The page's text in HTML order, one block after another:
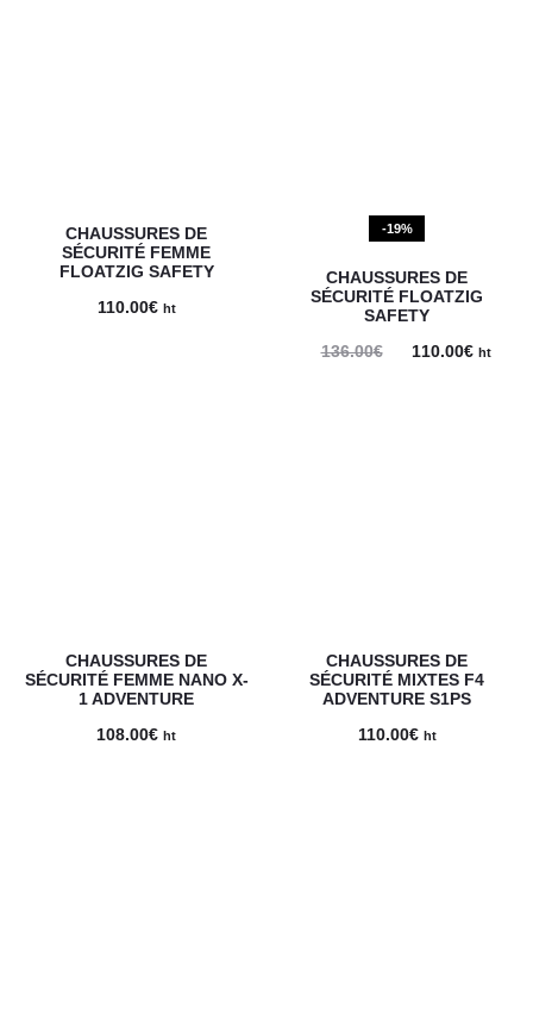
CHAUSSURES DE
SÉCURITÉ FEMME
FLOATZIG SAFETY
110.00€ ht
-19%
CHAUSSURES DE
SÉCURITÉ FLOATZIG
SAFETY
136.00€ 110.00€Le
ht
CHAUSSURES DE
SÉCURITÉ FEMME NANO X-
1 ADVENTURE
108.00€ ht
CHAUSSURES DE
SÉCURITÉ MIXTES F4
ADVENTURE S1PS
110.00€ ht